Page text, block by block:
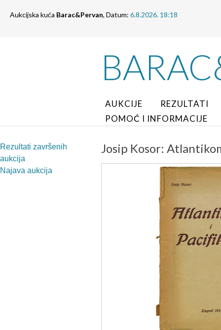
Aukcijska kuća Barac&Pervan, Datum: 6.8.2026. 18:18
AUKCIJE
REZULTATI
POMOĆ I INFORMACIJE
Rezultati završenih
aukcija
Najava aukcija
Josip Kosor: